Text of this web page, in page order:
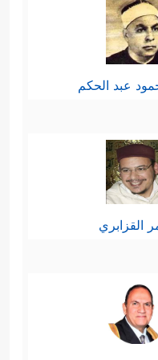
وهذا الربط
والنهي
الجاف
بالمعروف
وأساليبهم
عبد الحكم
القزابري